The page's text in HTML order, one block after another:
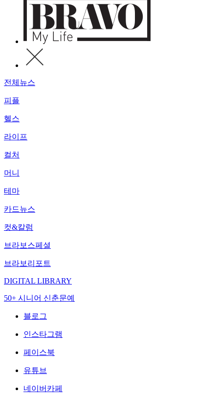
전체뉴스
피플
헬스
라이프
컬처
머니
테마
카드뉴스
컷&칼럼
브라보스페셜
브라보리포트
DIGITAL LIBRARY
50+ 시니어 신춘문예
블로그
인스타그램
페이스북
유튜브
네이버카페